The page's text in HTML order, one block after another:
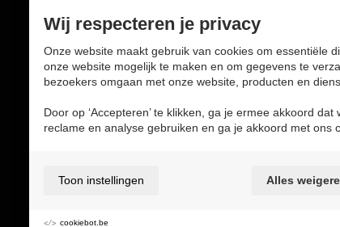
LE GIDON
Kruissteenweg 161b1
3700 Tongeren
E:info@legidon.be
T:012 21 94 51
Volg ons op social media
Wij respecteren je privacy
Onze website maakt gebruik van cookies om essentiële
onze website mogelijk te maken en om gegevens te
bezoekers omgaan met onze website, producten en
Door op ‘Accepteren’ te klikken, ga je ermee akkoord
reclame en analyse gebruiken en ga je akkoord met ons
Toon instellingen Alles
cookiebot.be